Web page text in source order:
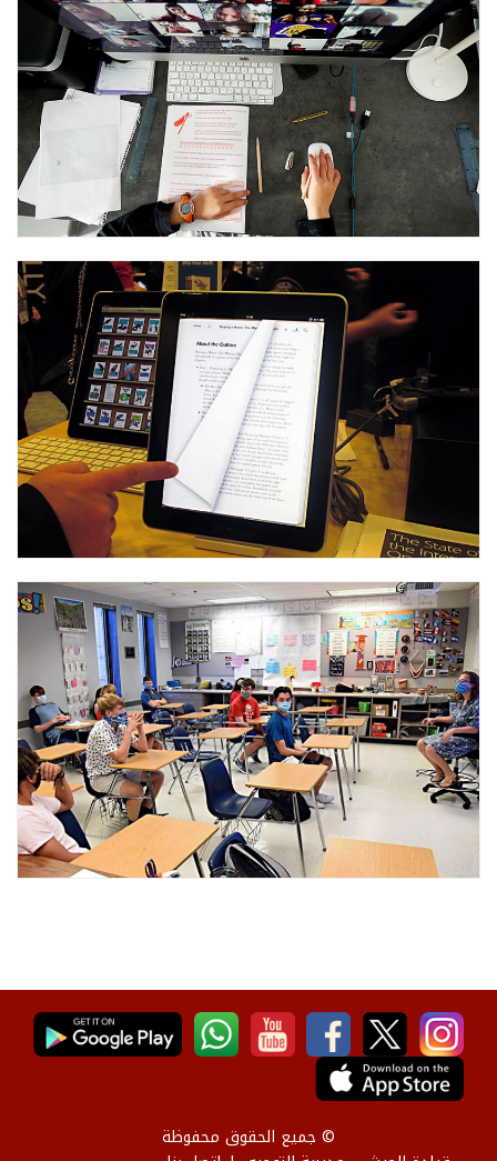
© جميع الحقوق محفوظة